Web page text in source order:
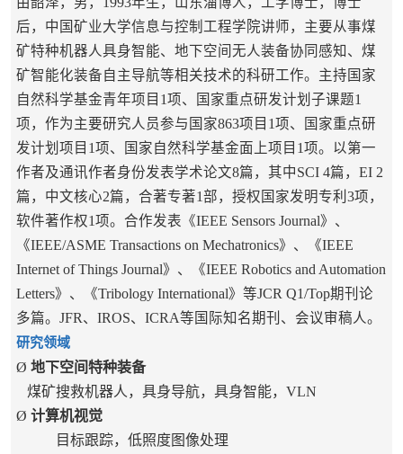
后，中国矿业大学信息与控制工程学院讲师，主要从事煤
矿特种机器人具身智能、地下空间无人装备协同感知、煤
矿智能化装备自主导航等相关技术的科研工作。主持国家
自然科学基金青年项目1项、国 家重点研发计划子课题1
项 ，作为主要研究人员参与国家863项目1项、国家重点研
发计划项目1项、国家自然科学基金面上项目1项。以第一
作者及通讯作者身份发表学术论文8篇，其中SCI 4篇，EI 2
篇，中文核心2篇，合著专著1部，授权国家发明专利3项，
软件著作权1项。合作发表《IEEE Sensors Journal》、
《IEEE/ASME Transactions on Mechatronics》、《IEEE
Internet of Things Journal》、《IEEE Robotics and Automation
Letters》、《Tribology International》等JCR Q1/Top期刊论
多篇。JFR、IROS、ICRA等国际知名期刊、会议审稿人。
研究领域
Ø 地下空间特种装备
煤矿搜救机器人，具身导航，具身智能，VLN
Ø 计算机视觉
目标跟踪，低照度图像处理